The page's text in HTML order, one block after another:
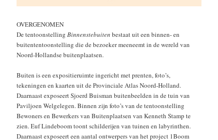
OVERGENOMEN
De tentoonstellingBinnenstebuiten bestaat uit een binnen- en
buitententoonstelling die de bezoeker meeneemt in de wereld van
Noord-Hollandse buitenplaatsen.
Buiten is een expositieruimte ingericht met prenten, foto’s,
tekeningen en kaarten uit de Provinciale Atlas Noord-Holland.
Daarnaast exposeert Sjoerd Buisman buitenbeelden in de tuin van
Paviljoen Welgelegen. Binnen zijn foto’s van de tentoonstelling
Bewoners en Bewerkers van Buitenplaatsen van Kenneth Stamp te
zien. Euf Lindeboom toont schilderijen van tuinen en labyrinthen.
Daarnaast exposeert een aantal ontwerpers van het project 1Boom